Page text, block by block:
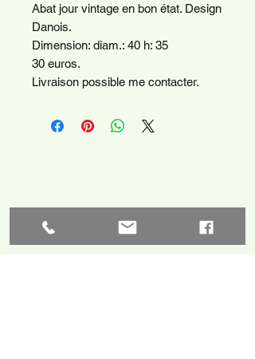
Abat jour vintage en bon état. Design
Danois.
Dimension: diam.: 40 h: 35
30 euros.
Livraison possible me contacter.